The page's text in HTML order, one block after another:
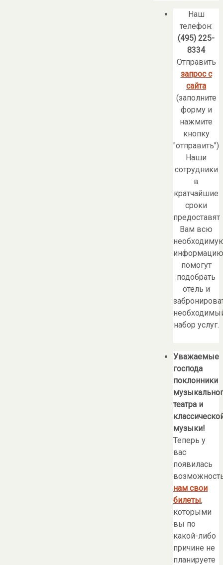
Наш
телефон:
(495) 225-
8334
Отправить
запрос с
сайта
(заполните
форму и
нажмите
кнопку
"отправить")
Наши
сотрудники
в
кратчайшие
сроки
предоставят
Вам всю
помогут
подобрать
отель и
набор услуг.
Уважаемые
господа
поклонники
театра и
музыки!
Теперь у
вас
появилась
нам свои
билеты,
которыми
вы по
какой-либо
причине не
планируете